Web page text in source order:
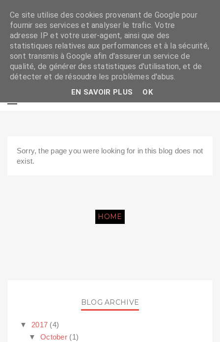
Sorry, the page you were looking for in this blog does not
exist.
HOME
BLOG ARCHIVE
▼ 2017 (4)
▼ October (1)
Ce site utilise des cookies provenant de Google pour
fournir ses services et analyser le trafic. Votre
adresse IP et votre user-agent, ainsi que des
statistiques relatives aux performances et à la sécurité,
sont transmis à Google afin d'assurer un service de
qualité, de générer des statistiques d'utilisation, et de
détecter et de résoudre les problèmes d'abus.
EN SAVOIR PLUS OK